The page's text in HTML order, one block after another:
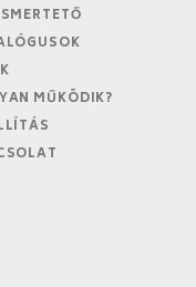
MŰKÖDIK?